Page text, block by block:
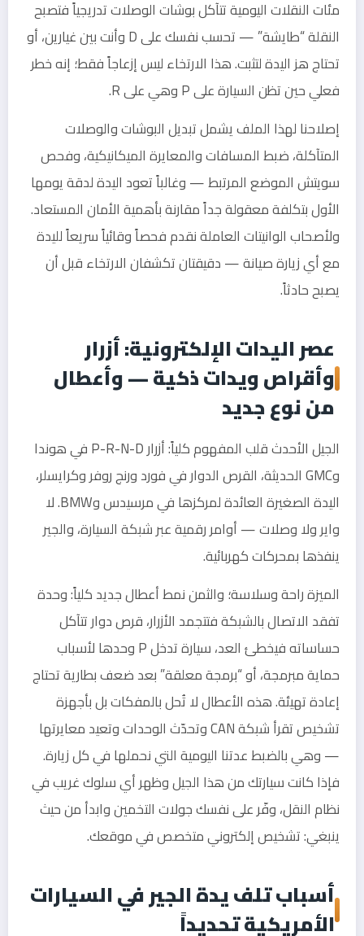
مئات النقلات اليومية تتآكل بوشات الوصلات تدريجياً فتصبح
النقلة “طايشة” — تحسب نفسك على D وأنت بين غيارين، أو
تحتاج هز اليدة لتثبت. هذا الارتخاء ليس إزعاجاً فقط؛ إنه خطر
فعلي حين تظن السيارة على P وهي على R.
إصلاحنا لهذا الملف يشمل تبديل البوشات والوصلات
المتآكلة، ضبط المسافات والمعايرة الميكانيكية، وفحص
سويتش الموضع المرتبط — وغالباً تعود اليدة لدقة يومها
الأول بتكلفة معقولة جداً مقارنة بأهمية الأمان المستعاد.
ولأصحاب الوانيتات العاملة نقدم فحصاً وقائياً سريعاً لليدة
مع أي زيارة صيانة — دقيقتان تكشفان الارتخاء قبل أن
يصبح حادثاً.
عصر اليدات الإلكترونية: أزرار
وأقراص ويدات ذكية — وأعطال
من نوع جديد
الجيل الأحدث قلب المفهوم كلياً: أزرار P-R-N-D في هوندا
وGMC الحديثة، القرص الدوار في فورد ورنج روفر وكرايسلر،
اليدة الصغيرة العائدة لمركزها في مرسيدس وBMW. لا
واير ولا وصلات — أوامر رقمية عبر شبكة السيارة، والجير
ينفذها بمحركات كهربائية.
الميزة راحة وسلاسة؛ والثمن نمط أعطال جديد كلياً: وحدة
تفقد الاتصال بالشبكة فتتجمد الأزرار، قرص دوار تتآكل
حساساته فيخطئ العد، سيارة تدخل P وحدها لأسباب
حماية مبرمجة، أو “برمجة معلقة” بعد ضعف بطارية تحتاج
إعادة تهيئة. هذه الأعطال لا تُحل بالمفكات بل بأجهزة
تشخيص تقرأ شبكة CAN وتحدّث الوحدات وتعيد معايرتها
— وهي بالضبط عدتنا اليومية التي نحملها في كل زيارة.
فإذا كانت سيارتك من هذا الجيل وظهر أي سلوك غريب في
نظام النقل، وفّر على نفسك جولات التخمين وابدأ من حيث
ينبغي: تشخيص إلكتروني متخصص في موقعك.
أسباب تلف يدة الجير في السيارات
الأمريكية تحديداً